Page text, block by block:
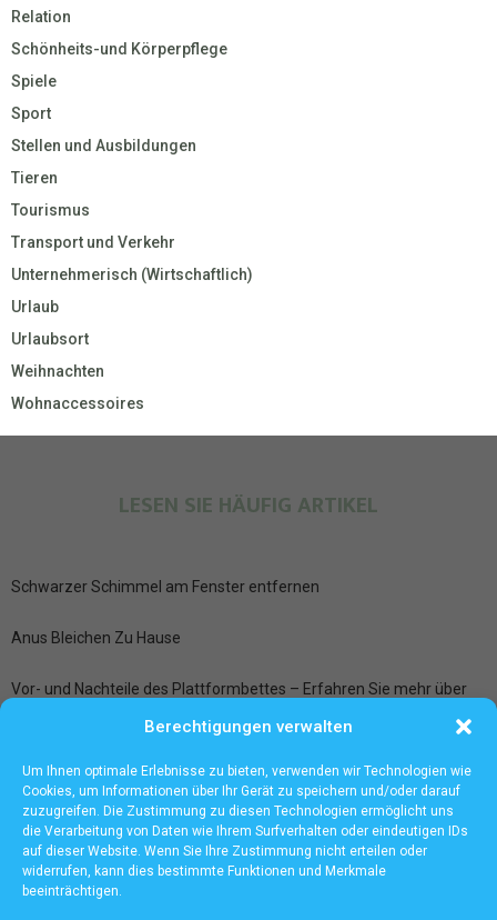
Berechtigungen verwalten
Um Ihnen optimale Erlebnisse zu bieten, verwenden wir Technologien wie
Cookies, um Informationen über Ihr Gerät zu speichern und/oder darauf
zuzugreifen. Die Zustimmung zu diesen Technologien ermöglicht uns
die Verarbeitung von Daten wie Ihrem Surfverhalten oder eindeutigen IDs
auf dieser Website. Wenn Sie Ihre Zustimmung nicht erteilen oder
widerrufen, kann dies bestimmte Funktionen und Merkmale
beeinträchtigen.
Relation
Schönheits-und Körperpflege
Spiele
Sport
Stellen und Ausbildungen
Tieren
Tourismus
Transport und Verkehr
Unternehmerisch (Wirtschaftlich)
Urlaub
Urlaubsort
Weihnachten
Wohnaccessoires
LESEN SIE HÄUFIG ARTIKEL
Schwarzer Schimmel am Fenster entfernen
Anus Bleichen Zu Hause
Vor- und Nachteile des Plattformbettes – Erfahren Sie mehr über
zusätzlichen Stauraum und mehr
Ledersitze aufbereiten bei der Fahrzeugpflege Frankfurt